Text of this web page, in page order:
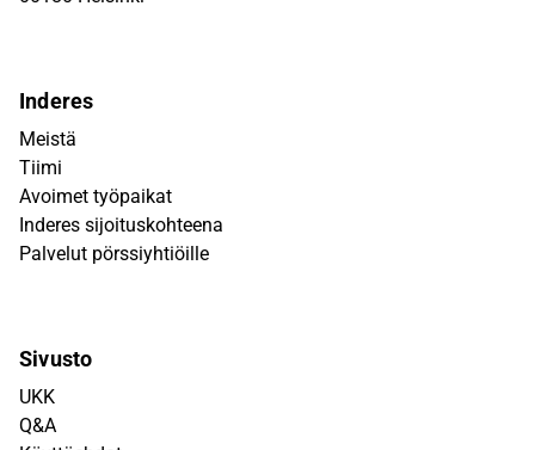
Inderes
Meistä
Tiimi
Avoimet työpaikat
Inderes sijoituskohteena
Palvelut pörssiyhtiöille
Sivusto
UKK
Q&A